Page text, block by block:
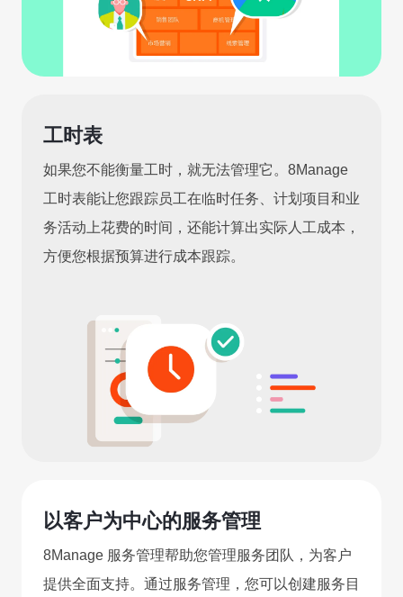
工时表
如果您不能衡量工时，就无法管理它。8Manage
工时表能让您跟踪员工在临时任务、计划项目和业
务活动上花费的时间，还能计算出实际人工成本，
方便您根据预算进行成本跟踪。
以客户为中心的服务管理
8Manage 服务管理帮助您管理服务团队，为客户
提供全面支持。通过服务管理，您可以创建服务目